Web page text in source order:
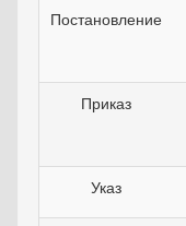
Постановление
Приказ
Указ